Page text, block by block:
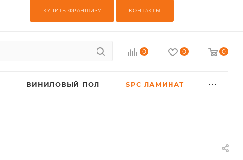
КУПИТЬ ФРАНШИЗУ КОНТАКТЫ
0 0 0
ВИНИЛОВЫЙ ПОЛ SPC ЛАМИНАТ